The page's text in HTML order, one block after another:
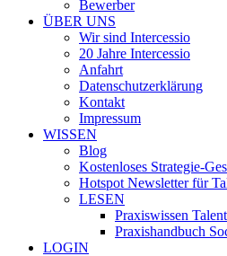
Bewerber
ÜBER UNS
Wir sind Intercessio
20 Jahre Intercessio
Anfahrt
Datenschutzerklärung
Kontakt
Impressum
WISSEN
Blog
Kostenloses Strategie-
Hotspot Newsletter für
LESEN
Praxiswissen
Praxishandbuch
LOGIN